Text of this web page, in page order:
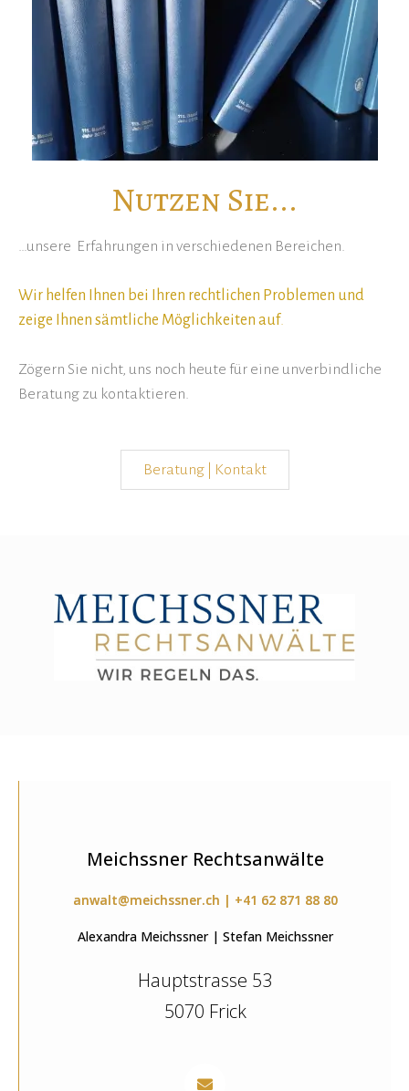
Nutzen Sie...
…unsere Erfahrungen in verschiedenen Bereichen.
Wir helfen Ihnen bei Ihren rechtlichen Problemen und
zeige Ihnen sämtliche Möglichkeiten auf.
Zögern Sie nicht, uns noch heute für eine unverbindliche
Beratung zu kontaktieren.
Beratung | Kontakt
Meichssner Rechtsanwälte
anwalt@meichssner.ch | +41 62 871 88 80
Alexandra Meichssner | Stefan Meichssner
Hauptstrasse 53
5070 Frick